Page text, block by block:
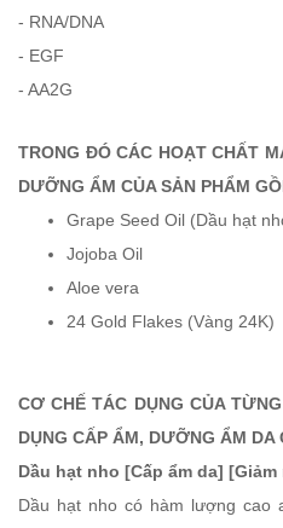
- RNA/DNA
- EGF
- AA2G
TRONG ĐÓ CÁC HOẠT CHẤT
DƯỠNG ẨM CỦA SẢN PHẨM
Grape Seed Oil (Dầu hạt
Jojoba Oil
Aloe vera
24 Gold Flakes (Vàng 24K)
CƠ CHẾ TÁC DỤNG CỦA
DỤNG CẤP ẨM, DƯỠNG ẨM DA
Dầu hạt nho [Cấp ẩm da] [Giảm
Dầu hạt nho có hàm lượng cao